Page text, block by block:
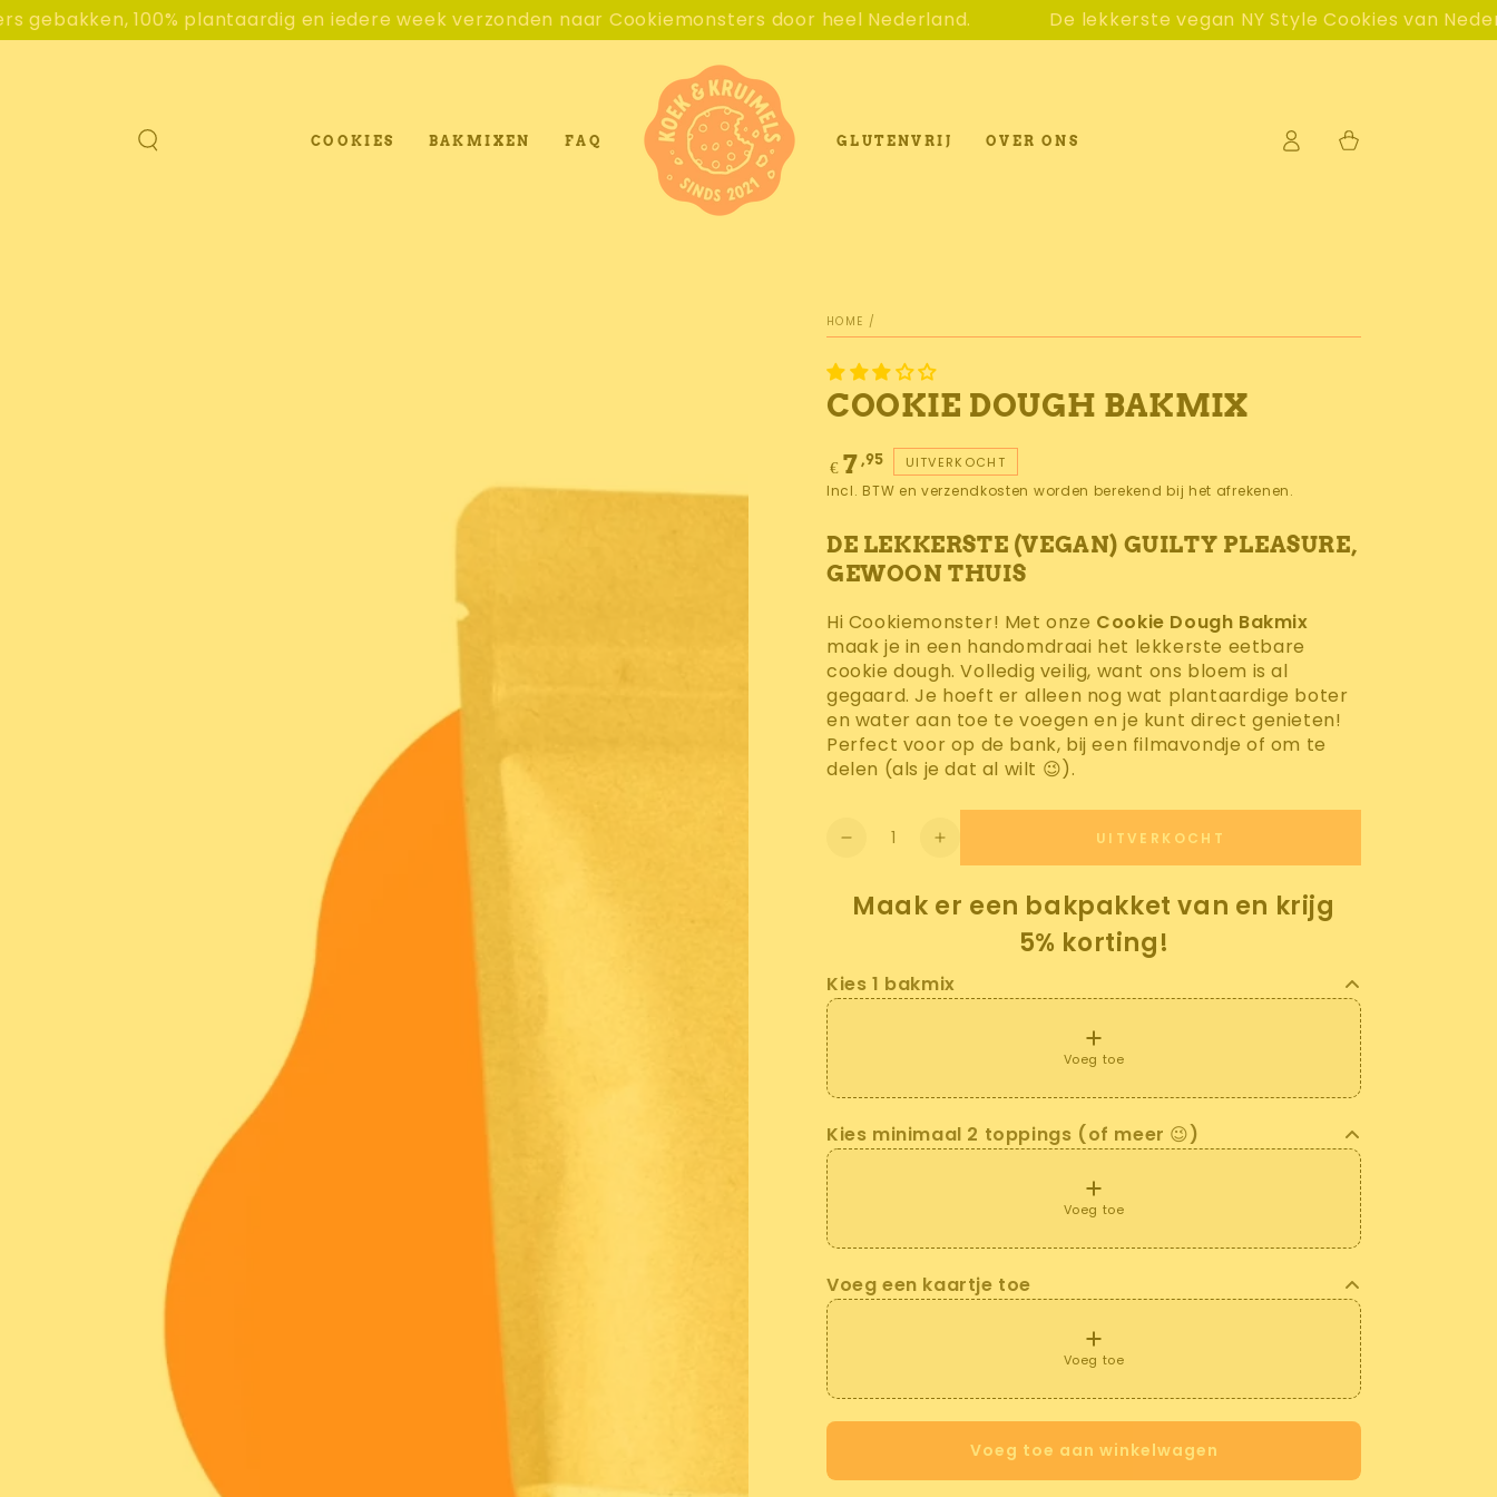
GA NAAR
CONTENT
100% plantaardig en iedere week verzonden naar Cookiemonsters door heel Nederland. De lekkerste vegan NY Style Cookies van Nederland 🍪Vers
COOKIES BAKMIXEN FAQ GLUTENVRIJ OVER ONS
in
Winkelwagen
HOME /
COOKIE DOUGH BAKMIX
Normale
prijs
€ 7 ,95 UITVERKOCHT
Incl. BTW en verzendkosten worden berekend bij het afrekenen.
DE LEKKERSTE (VEGAN) GUILTY PLEASURE,
GEWOON THUIS
Hi Cookiemonster! Met onze Cookie Dough Bakmix
maak je in een handomdraai het lekkerste eetbare
cookie dough. Volledig veilig, want ons bloem is al
gegaard. Je hoeft er alleen nog wat plantaardige boter
en water aan toe te voegen en je kunt direct genieten!
Perfect voor op de bank, bij een filmavondje of om te
delen (als je dat al wilt 😉).
Aantal
Aantal
voor
Cookie
Verhoog
het
voor
Bakmix
UITVERKOCHT
Maak er een bakpakket van en krijg
5% korting!
Kies 1 bakmix
Voeg toe
Kies minimaal 2 toppings (of meer 😉)
Voeg toe
Voeg een kaartje toe
Voeg toe
Voeg toe aan winkelwagen